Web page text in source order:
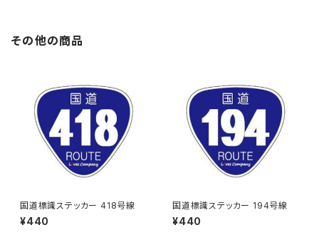
その他の商品
国道標識ステッカー 418号線
¥440
国道標識ステッカー 194号線
¥440